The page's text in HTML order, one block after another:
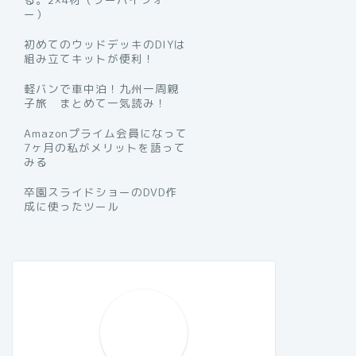
ー）
初めてのウッドデッキのDIYは
組み立てキットが便利！
軽バンで車中泊！九州一周親
子旅 まとめて一気読み！
Amazonプライム会員になって
7ヶ月の私がメリットを語って
みる
卒園スライドショーのDVD作
成に使ったツール